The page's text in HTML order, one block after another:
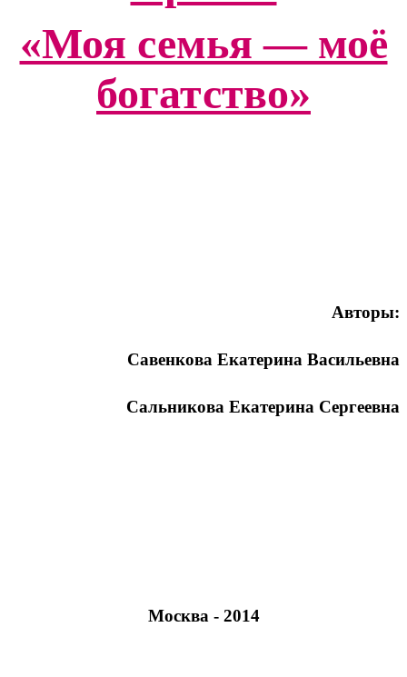
«Моя семья — моё
богатство»
Авторы:
Савенкова Екатерина Васильевна
Сальникова Екатерина Сергеевна
Москва - 2014